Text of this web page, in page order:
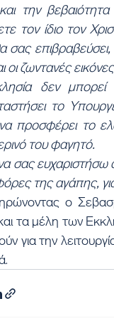
την
τον ίδιο τον
σας
οι ζωντανές
δεν
το
προσφέρει το
του φαγητό.
σας ευχαριστήσω
της αγάπης,
ο
και τα μέλη των
για την